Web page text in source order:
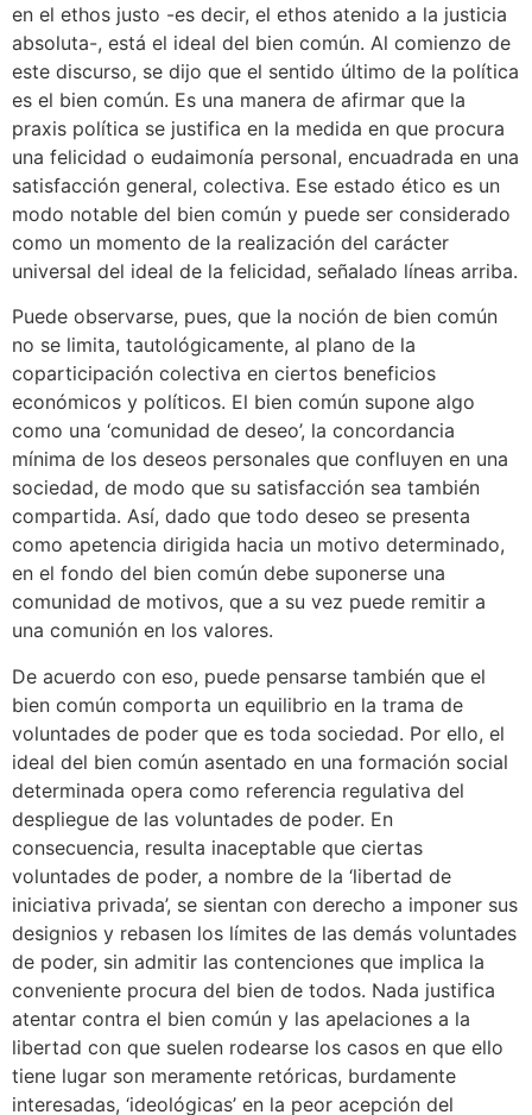
en el ethos justo -es decir, el ethos atenido a la justicia
absoluta-, está el ideal del bien común. Al comienzo de
este discurso, se dijo que el sentido último de la política
es el bien común. Es una manera de afirmar que la
praxis política se justifica en la medida en que procura
una felicidad o eudaimonía personal, encuadrada en una
satisfacción general, colectiva. Ese estado ético es un
modo notable del bien común y puede ser considerado
como un momento de la realización del carácter
universal del ideal de la felicidad, señalado líneas arriba.
Puede observarse, pues, que la noción de bien común
no se limita, tautológicamente, al plano de la
coparticipación colectiva en ciertos beneficios
económicos y políticos. El bien común supone algo
como una ‘comunidad de deseo’, la concordancia
mínima de los deseos personales que confluyen en una
sociedad, de modo que su satisfacción sea también
compartida. Así, dado que todo deseo se presenta
como apetencia dirigida hacia un motivo determinado,
en el fondo del bien común debe suponerse una
comunidad de motivos, que a su vez puede remitir a
una comunión en los valores.
De acuerdo con eso, puede pensarse también que el
bien común comporta un equilibrio en la trama de
voluntades de poder que es toda sociedad. Por ello, el
ideal del bien común asentado en una formación social
determinada opera como referencia regulativa del
despliegue de las voluntades de poder. En
consecuencia, resulta inaceptable que ciertas
voluntades de poder, a nombre de la ‘libertad de
iniciativa privada’, se sientan con derecho a imponer sus
designios y rebasen los límites de las demás voluntades
de poder, sin admitir las contenciones que implica la
conveniente procura del bien de todos. Nada justifica
atentar contra el bien común y las apelaciones a la
libertad con que suelen rodearse los casos en que ello
tiene lugar son meramente retóricas, burdamente
interesadas, ‘ideológicas’ en la peor acepción del